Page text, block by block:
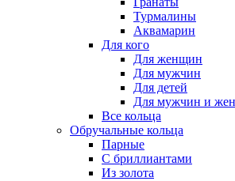
Турмалины
Аквамарин
Для кого
Для женщин
Для мужчин
Для детей
Для мужчин и
Все кольца
Обручальные кольца
Парные
С бриллиантами
Из золота